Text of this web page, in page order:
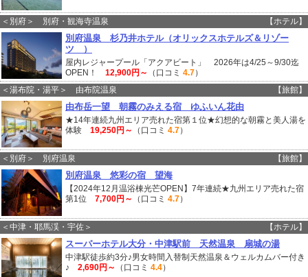
＜別府＞ 別府・観海寺温泉 【ホテル】
別府温泉 杉乃井ホテル（オリックスホテルズ＆リゾー
ツ ）
屋内レジャープール「アクアビート」 2026年は4/25～9/30迄
OPEN！ 12,900円～ （口コミ 4.7）
＜湯布院・湯平＞ 由布院温泉
【旅館】
由布岳一望 朝霧のみえる宿 ゆふいん花由
★14年連続九州エリア売れた宿第１位★幻想的な朝霧と美人湯を
体験 19,250円～ （口コミ 4.7）
＜別府＞ 別府温泉 【旅館】
別府温泉 悠彩の宿 望海
【2024年12月温浴棟光芒OPEN】7年連続★九州エリア売れた宿
第1位 7,700円～ （口コミ 4.7）
＜中津・耶馬渓・宇佐＞ 【ホテル】
スーパーホテル大分・中津駅前 天然温泉 扇城の湯
中津駅徒歩約3分♪男女時間入替制天然温泉＆ウェルカムバー付き
♪ 2,690円～ （口コミ 4.4）